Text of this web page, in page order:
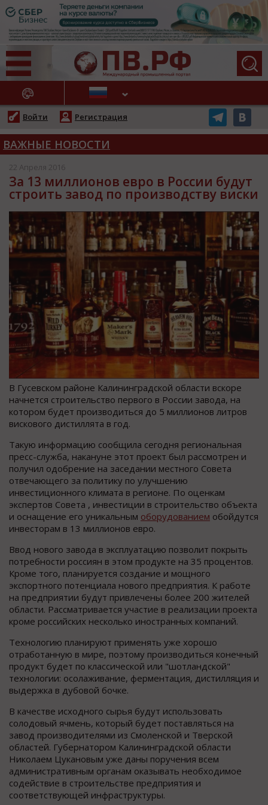
НОВОСТИ
Войти Регистрация
ВАЖНЫЕ НОВОСТИ
22 Апреля 2016
За 13 миллионов евро в России будут
строить завод по производству виски
В Гусевском районе Калининградской области вскоре
начнется строительство первого в России завода, на
котором будет производиться до 5 миллионов литров
вискового дистиллята в год.
Такую информацию сообщила сегодня региональная
пресс-служба, накануне этот проект был рассмотрен и
получил одобрение на заседании местного Совета
отвечающего за политику по улучшению
инвестиционного климата в регионе. По оценкам
экспертов Совета , инвестиции в строительство объекта
и оснащение его уникальным оборудованием обойдутся
инвесторам в 13 миллионов евро.
Ввод нового завода в эксплуатацию позволит покрыть
потребности россиян в этом продукте на 35 процентов.
Кроме того, планируется создание и мощного
экспортного потенциала нового предприятия. К работе
на предприятии будут привлечены более 200 жителей
области. Рассматривается участие в реализации проекта
кроме российских несколько иностранных компаний.
Технологию планируют применять уже хорошо
отработанную в мире, поэтому производиться конечный
продукт будет по классической или "шотландской"
технологии: осолаживание, ферментация, дистилляция и
выдержка в дубовой бочке.
В качестве исходного сырья будут использовать
солодовый ячмень, который будет поставляться на
завод производителями из Смоленской и Тверской
областей. Губернатором Калининградской области
Николаем Цукановым уже даны поручения всем
административным органам оказывать необходимое
содействие в строительстве предприятия и
соответствующей инфраструктуры.